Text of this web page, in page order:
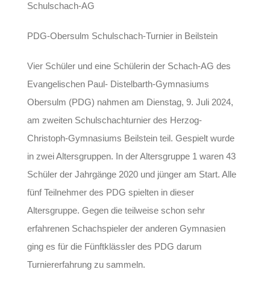
Schulschach-AG
PDG-Obersulm Schulschach-Turnier in Beilstein
Vier Schüler und eine Schülerin der Schach-AG des
Evangelischen Paul- Distelbarth-Gymnasiums
Obersulm (PDG) nahmen am Dienstag, 9. Juli 2024,
am zweiten Schulschachturnier des Herzog-
Christoph-Gymnasiums Beilstein teil. Gespielt wurde
in zwei Altersgruppen. In der Altersgruppe 1 waren 43
Schüler der Jahrgänge 2020 und jünger am Start. Alle
fünf Teilnehmer des PDG spielten in dieser
Altersgruppe. Gegen die teilweise schon sehr
erfahrenen Schachspieler der anderen Gymnasien
ging es für die Fünftklässler des PDG darum
Turniererfahrung zu sammeln.